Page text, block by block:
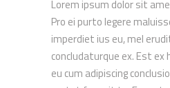
Lorem ipsum dolor sit
Pro ei purto legere
imperdiet ius eu, mel
concludaturque ex. Est
eu cum adipiscing